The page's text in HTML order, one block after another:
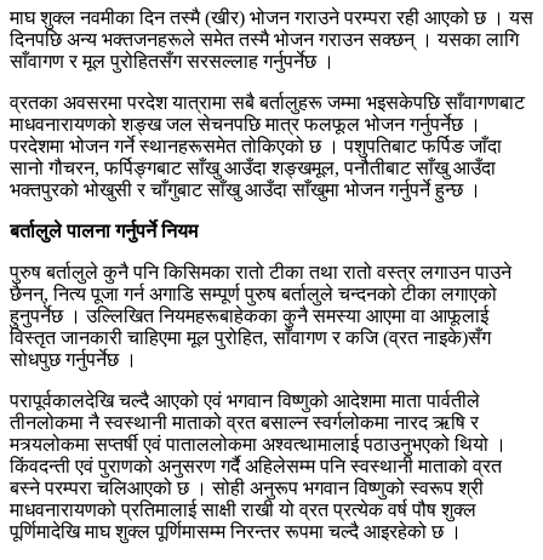
माघ शुक्ल नवमीका दिन तस्मै (खीर) भोजन गराउने परम्परा रही आएको छ । यस
दिनपछि अन्य भक्तजनहरूले समेत तस्मै भोजन गराउन सक्छन् । यसका लागि
साँवागण र मूल पुरोहितसँग सरसल्लाह गर्नुपर्नेछ ।
व्रतका अवसरमा परदेश यात्रामा सबै बर्तालुहरू जम्मा भइसकेपछि साँवागणबाट
माधवनारायणको शङ्ख जल सेचनपछि मात्र फलफूल भोजन गर्नुपर्नेछ ।
परदेशमा भोजन गर्ने स्थानहरूसमेत तोकिएको छ । पशुपतिबाट फर्पिङ जाँदा
सानो गौचरन, फर्पिङ्गबाट साँखु आउँदा शङ्खमूल, पनौतीबाट साँखु आउँदा
भक्तपुरको भोखुसी र चाँगुबाट साँखु आउँदा साँखुमा भोजन गर्नुपर्ने हुन्छ ।
बर्तालुले पालना गर्नुपर्ने नियम
पुरुष बर्तालुले कुनै पनि किसिमका रातो टीका तथा रातो वस्त्र लगाउन पाउने
छैनन्, नित्य पूजा गर्न अगाडि सम्पूर्ण पुरुष बर्तालुले चन्दनको टीका लगाएको
हुनुपर्नेछ । उल्लिखित नियमहरूबाहेकका कुनै समस्या आएमा वा आफूलाई
विस्तृत जानकारी चाहिएमा मूल पुरोहित, साँवागण र कजि (व्रत नाइके)सँग
सोधपुछ गर्नुपर्नेछ ।
परापूर्वकालदेखि चल्दै आएको एवं भगवान विष्णुको आदेशमा माता पार्वतीले
तीनलोकमा नै स्वस्थानी माताको व्रत बसाल्न स्वर्गलोकमा नारद ऋषि र
मत्र्यलोकमा सप्तर्षी एवं पाताललोकमा अश्वत्थामालाई पठाउनुभएको थियो ।
किंवदन्ती एवं पुराणको अनुसरण गर्दै अहिलेसम्म पनि स्वस्थानी माताको व्रत
बस्ने परम्परा चलिआएको छ । सोही अनुरूप भगवान विष्णुको स्वरूप श्री
माधवनारायणको प्रतिमालाई साक्षी राखी यो व्रत प्रत्येक वर्ष पौष शुक्ल
पूर्णिमादेखि माघ शुक्ल पूर्णिमासम्म निरन्तर रूपमा चल्दै आइरहेको छ ।